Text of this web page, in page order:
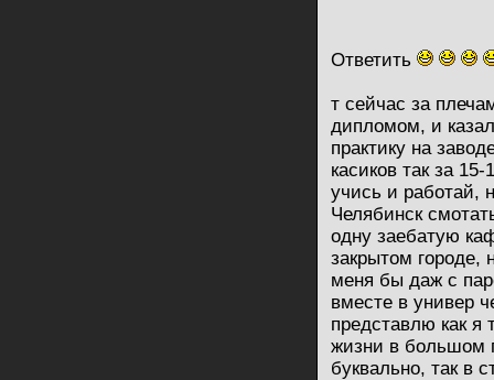
Ответить
т сейчас за
дипломом, и
практику на
касиков так за
учись и работай,
Челябинск
одну заебатую
закрытом городе,
меня бы даж с
вместе в универ
представлю как
жизни в большом
буквально, так в